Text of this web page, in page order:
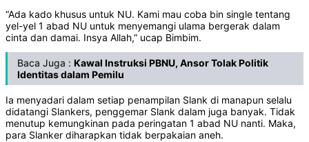
“Ada kado khusus untuk NU. Kami mau coba bin single tentang
yel-yel 1 abad NU untuk menyemangi ulama bergerak dalam
cinta dan damai. Insya Allah,” ucap Bimbim.
Baca Juga : Kawal Instruksi PBNU, Ansor Tolak Politik
Identitas dalam Pemilu
Ia menyadari dalam setiap penampilan Slank di manapun selalu
didatangi Slankers, penggemar Slank dalam juga banyak. Tidak
menutup kemungkinan pada peringatan 1 abad NU nanti. Maka,
para Slanker diharapkan tidak berpakaian aneh.